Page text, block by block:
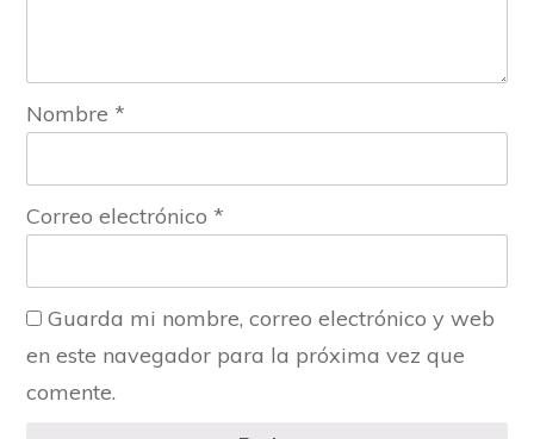
Nombre *
Correo electrónico *
Guarda mi nombre, correo electrónico y web
en este navegador para la próxima vez que
comente.